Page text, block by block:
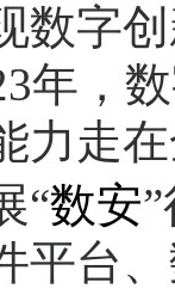
数字
年，
力走
“数安
平台